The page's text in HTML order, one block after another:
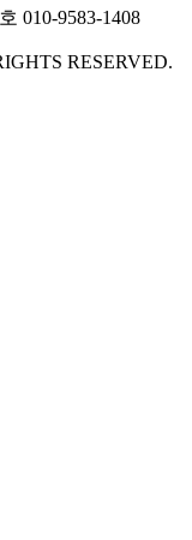
010-9583-1408
RESERVED.